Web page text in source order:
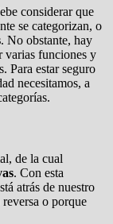
considerar que
se categorizan, o
. No obstante, hay
varias funciones y
Para estar seguro
necesitamos, a
de la cual
. Con esta
atrás de nuestro
o porque